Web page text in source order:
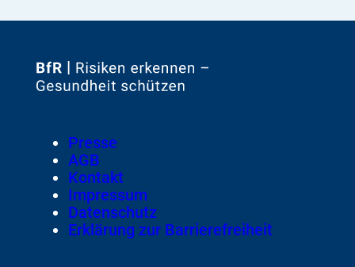
Zur
Footer
Meta-
Navigation
Presse
AGB
Kontakt
Impressum
Datenschutz
Erklärung zur Barrierefreiheit